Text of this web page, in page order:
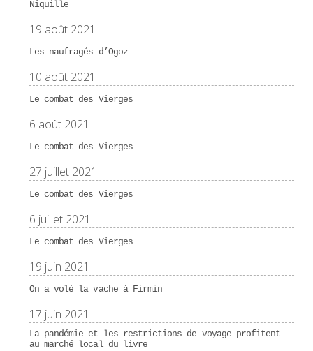
Niquille
19 août 2021
Les naufragés d’Ogoz
10 août 2021
Le combat des Vierges
6 août 2021
Le combat des Vierges
27 juillet 2021
Le combat des Vierges
6 juillet 2021
Le combat des Vierges
19 juin 2021
On a volé la vache à Firmin
17 juin 2021
La pandémie et les restrictions de voyage profitent
au marché local du livre